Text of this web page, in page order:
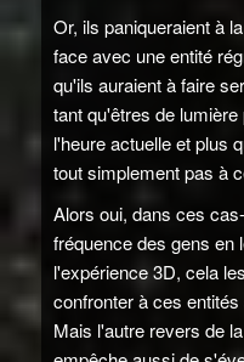
Or, ils paniqueraient à
face avec une entité
qu'ils auraient à faire
tant qu'êtres de
l'heure actuelle et plus
tout simplement pas à
Alors oui, dans ces
fréquence des gens en
l'expérience 3D, cela
confronter à ces
Mais l'autre revers de